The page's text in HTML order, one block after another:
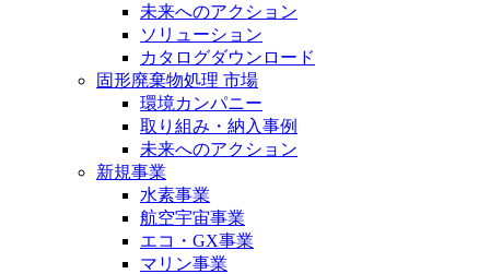
未来へのアクション
ソリューション
カタログダウンロード
固形廃棄物処理 市場
環境カンパニー
取り組み・納入事例
未来へのアクション
新規事業
水素事業
航空宇宙事業
エコ・GX事業
マリン事業